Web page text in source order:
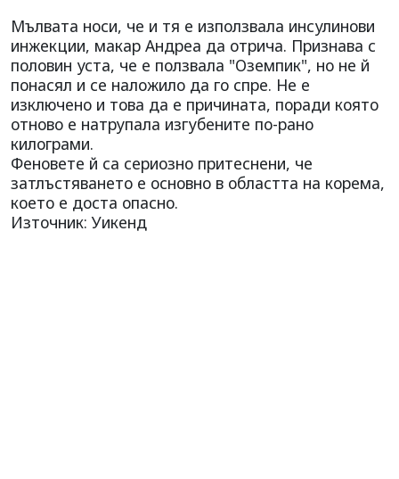
Мълвата носи, че и тя е използвала инсулинови
инжекции, макар Андреа да отрича. Признава с
половин уста, че е ползвала "Оземпик", но не й
понасял и се наложило да го спре. Не е
изключено и това да е причината, поради която
отново е натрупала изгубените по-рано
килограми.
Феновете й са сериозно притеснени, че
затлъстяването е основно в областта на корема,
което е доста опасно.
Източник: Уикенд